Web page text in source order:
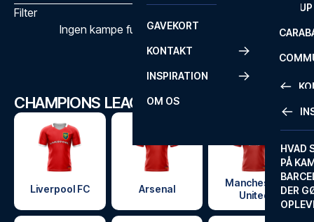
FA CUP
GAVEKORT
KONTAKT
FAQ
INSPIRATION
HVAD
PÅ
DER
OM OS
Filter
Ingen kampe fundet med de valgte filtre
CHAMPIONS LEAGUE KLUBBER
Liverpool FC Arsenal
Manchester
United